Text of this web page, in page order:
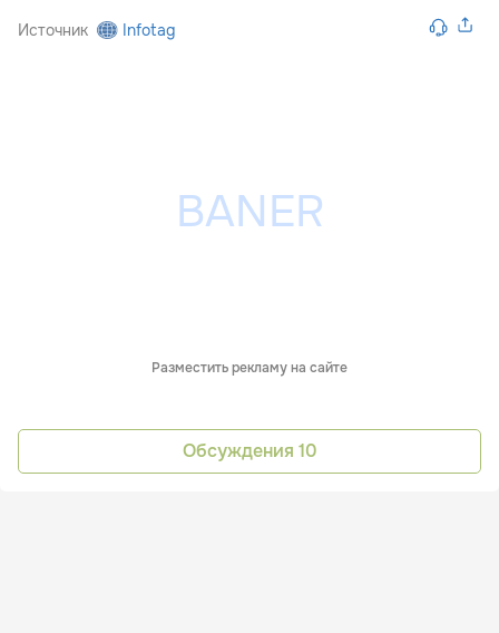
Источник Infotag
Разместить рекламу на сайте
Обсуждения 10